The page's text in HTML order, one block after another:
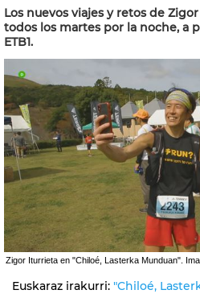
Los nuevos viajes y retos de
todos los martes por la noche, a
ETB1.
Zigor Iturrieta en "Chiloé, Lasterka Munduan".
Euskaraz irakurri: "Chiloé,